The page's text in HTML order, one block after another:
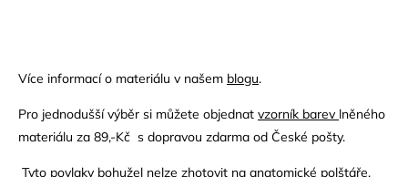
Více informací o materiálu v našem blogu.
Pro jednodušší výběr si můžete objednat vzorník barev lněného
materiálu za 89,-Kč s dopravou zdarma od České pošty.
Tyto povlaky bohužel nelze zhotovit na anatomické polštáře.